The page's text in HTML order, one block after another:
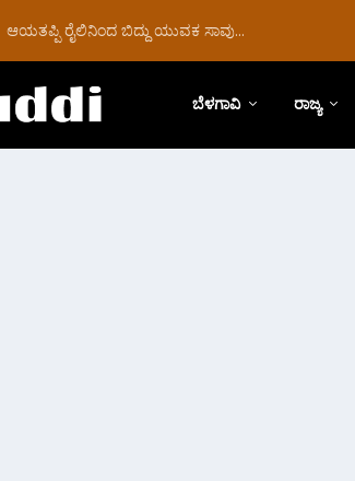
ಆಯತಪ್ಪಿ ರೈಲಿನಿಂದ ಬಿದ್ದು ಯುವಕ‌ ಸಾವು...
ಬೆಳಗಾವಿ ರಾಜ್ಯ